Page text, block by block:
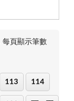
每頁顯示筆數
113 114